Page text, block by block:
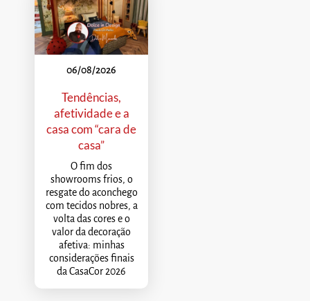
06/08/2026
Tendências,
afetividade e a
casa com “cara de
casa”
O fim dos
showrooms frios, o
resgate do aconchego
com tecidos nobres, a
volta das cores e o
valor da decoração
afetiva: minhas
considerações finais
da CasaCor 2026